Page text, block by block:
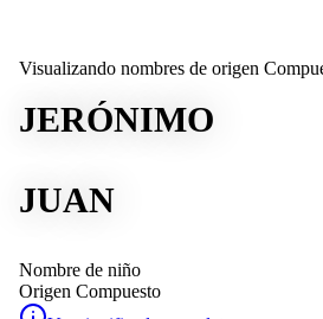
Visualizando nombres de origen
JERÓNIMO
JUAN
Nombre de niño
Origen Compuesto